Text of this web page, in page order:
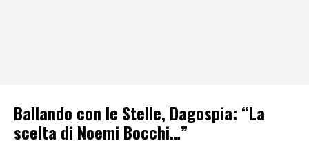
Ballando con le Stelle, Dagospia: “La
scelta di Noemi Bocchi…”